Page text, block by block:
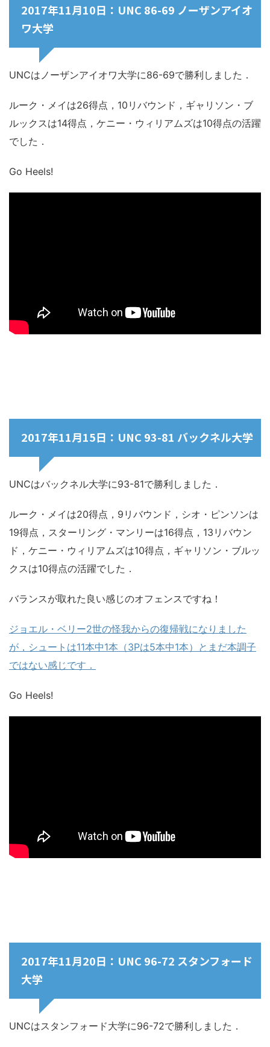
2017年11月10日：UNC 86-69 ノーザンアイオ
ワ大学
UNCはノーザンアイオワ大学に86-69で勝利しました．
ルーク・メイは26得点，10リバウンド，ギャリソン・ブ
ルックスは14得点，ケニー・ウィリアムズは10得点の活躍
でした．
Go Heels!
2017年11月15日：UNC 93-81 バックネル大学
UNCはバックネル大学に93-81で勝利しました．
ルーク・メイは20得点，9リバウンド，シオ・ピンソンは
19得点，スターリング・マンリーは16得点，13リバウン
ド，ケニー・ウィリアムズは10得点，ギャリソン・ブルッ
クスは10得点の活躍でした．
バランスが取れた良い感じのオフェンスですね！
ジョエル・ベリー2世の怪我からの復帰戦になりました
が，シュートは11本中1本（3Pは5本中1本）とまだ本調子
ではない感じです．
Go Heels!
2017年11月20日：UNC 96-72 スタンフォード
大学
UNCはスタンフォード大学に96-72で勝利しました．